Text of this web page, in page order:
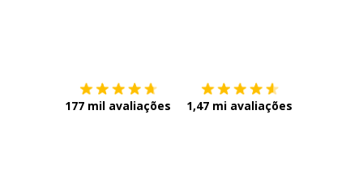
177 mil avaliações 1,47 mi avaliações